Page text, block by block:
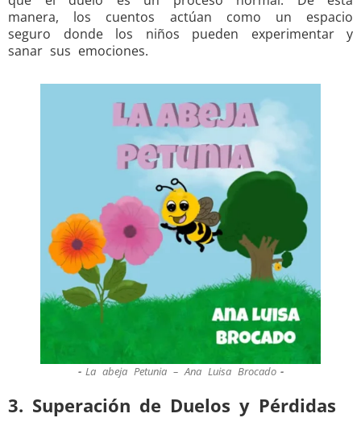
manera, los cuentos actúan como un espacio
seguro donde los niños pueden experimentar y
sanar sus emociones.
La abeja Petunia – Ana Luisa Brocado
3. Superación de Duelos y Pérdidas